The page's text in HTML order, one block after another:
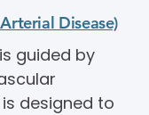
Disease)
guided by
designed to